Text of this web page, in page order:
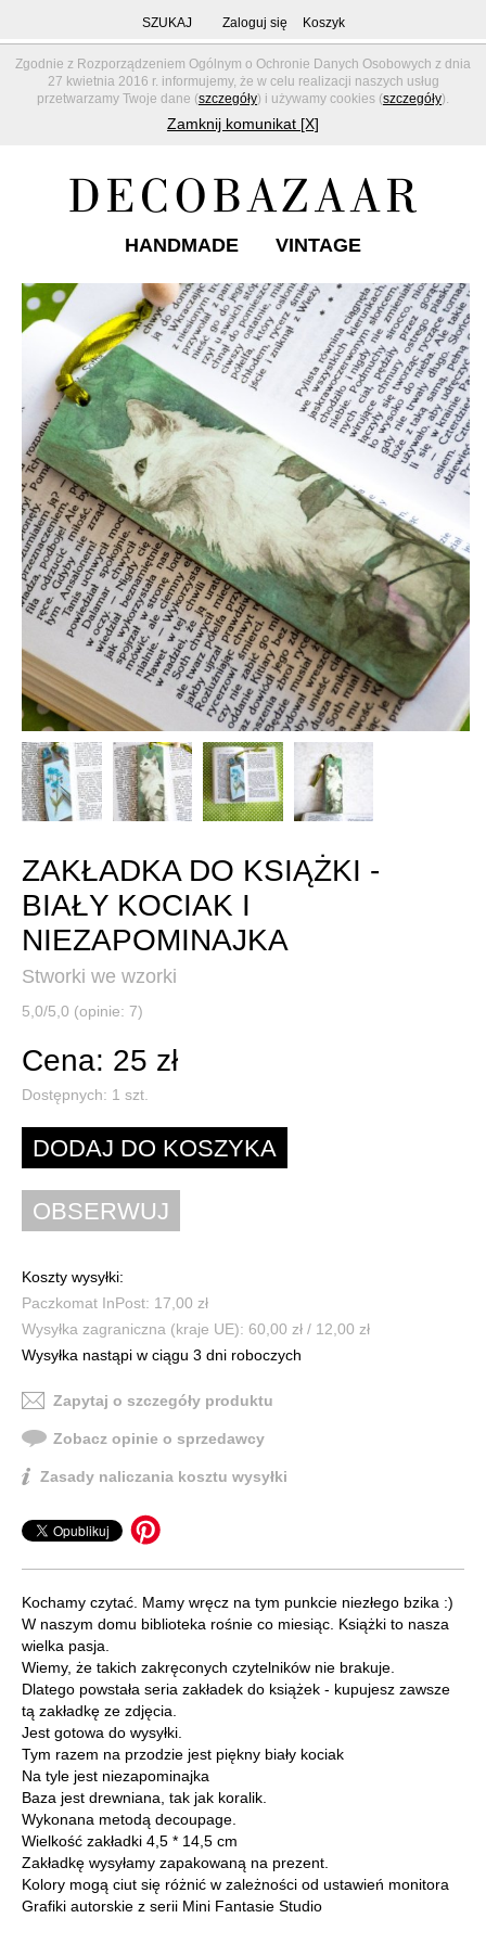
Zgodnie z Rozporządzeniem Ogólnym o Ochronie Danych Osobowych z dnia
27 kwietnia 2016 r. informujemy, że w celu realizacji naszych usług
przetwarzamy Twoje dane (szczegóły) i używamy cookies (szczegóły).
Zamknij komunikat [X]
SZUKAJ Zaloguj się Koszyk
HANDMADE VINTAGE
ZAKŁADKA DO KSIĄŻKI -
BIAŁY KOCIAK I
NIEZAPOMINAJKA
Stworki we wzorki
5,0/5,0 (opinie: 7)
Cena: 25 zł
Dostępnych: 1 szt.
Koszty wysyłki:
Paczkomat InPost: 17,00 zł
Wysyłka zagraniczna (kraje UE): 60,00 zł / 12,00 zł
Wysyłka nastąpi w ciągu 3 dni roboczych
Zapytaj o szczegóły produktu
Zobacz opinie o sprzedawcy
Zasady naliczania kosztu wysyłki
Kochamy czytać. Mamy wręcz na tym punkcie niezłego bzika :)
W naszym domu biblioteka rośnie co miesiąc. Książki to nasza
wielka pasja.
Wiemy, że takich zakręconych czytelników nie brakuje.
Dlatego powstała seria zakładek do książek - kupujesz zawsze
tą zakładkę ze zdjęcia.
Jest gotowa do wysyłki.
Tym razem na przodzie jest piękny biały kociak
Na tyle jest niezapominajka
Baza jest drewniana, tak jak koralik.
Wykonana metodą decoupage.
Wielkość zakładki 4,5 * 14,5 cm
Zakładkę wysyłamy zapakowaną na prezent.
Kolory mogą ciut się różnić w zależności od ustawień monitora
Grafiki autorskie z serii Mini Fantasie Studio